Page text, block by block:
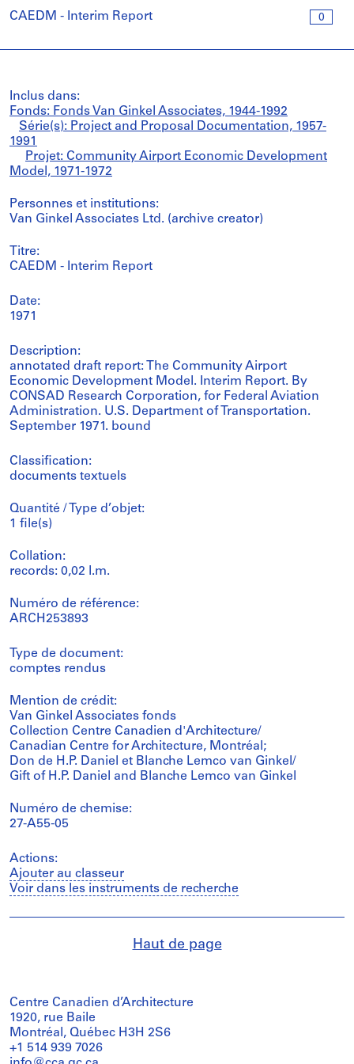
0
CAEDM - Interim Report
Inclus dans:
Fonds: Fonds Van Ginkel Associates, 1944-1992
Série(s): Project and Proposal Documentation, 1957-
1991
Projet: Community Airport Economic Development
Model, 1971-1972
Personnes et institutions:
Van Ginkel Associates Ltd. (archive creator)
Titre:
CAEDM - Interim Report
Date:
1971
Description:
annotated draft report: The Community Airport
Economic Development Model. Interim Report. By
CONSAD Research Corporation, for Federal Aviation
Administration. U.S. Department of Transportation.
September 1971. bound
Classification:
documents textuels
Quantité / Type d’objet:
1 file(s)
Collation:
records: 0,02 l.m.
Numéro de référence:
ARCH253893
Type de document:
comptes rendus
Mention de crédit:
Van Ginkel Associates fonds
Collection Centre Canadien d'Architecture/
Canadian Centre for Architecture, Montréal;
Don de H.P. Daniel et Blanche Lemco van Ginkel/
Gift of H.P. Daniel and Blanche Lemco van Ginkel
Numéro de chemise:
27-A55-05
Actions:
Ajouter au classeur
Voir dans les instruments de recherche
Haut de page
Centre Canadien d’Architecture
1920, rue Baile
Montréal, Québec H3H 2S6
+1 514 939 7026